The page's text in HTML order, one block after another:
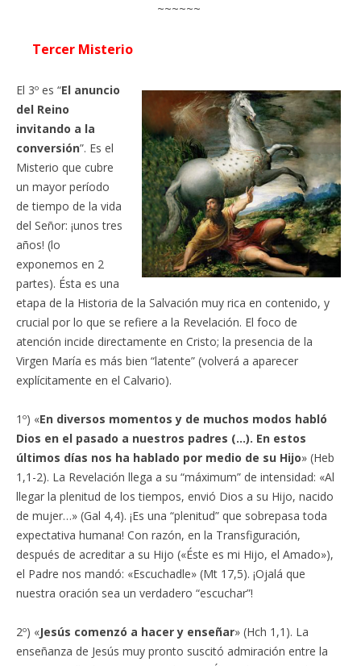
~~~~~~
Tercer Misterio
El 3º es “El anuncio
del Reino
invitando a la
conversión”. Es el
Misterio que cubre
un mayor período
de tiempo de la vida
del Señor: ¡unos tres
años! (lo
exponemos en 2
partes). Ésta es una
etapa de la Historia de la Salvación muy rica en contenido, y
crucial por lo que se refiere a la Revelación. El foco de
atención incide directamente en Cristo; la presencia de la
Virgen María es más bien “latente” (volverá a aparecer
explícitamente en el Calvario).
1º) «En diversos momentos y de muchos modos habló
Dios en el pasado a nuestros padres (…). En estos
últimos días nos ha hablado por medio de su Hijo» (Heb
1,1-2). La Revelación llega a su “máximum” de intensidad: «Al
llegar la plenitud de los tiempos, envió Dios a su Hijo, nacido
de mujer…» (Gal 4,4). ¡Es una “plenitud” que sobrepasa toda
expectativa humana! Con razón, en la Transfiguración,
después de acreditar a su Hijo («Éste es mi Hijo, el Amado»),
el Padre nos mandó: «Escuchadle» (Mt 17,5). ¡Ojalá que
nuestra oración sea un verdadero “escuchar”!
2º) «Jesús comenzó a hacer y enseñar» (Hch 1,1). La
enseñanza de Jesús muy pronto suscitó admiración entre la